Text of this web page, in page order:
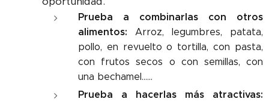
Prueba a combinarlas con otros
alimentos: Arroz, legumbres, patata,
pollo, en revuelto o tortilla, con pasta,
con frutos secos o con semillas, con
una bechamel......
Prueba a hacerlas más atractivas: